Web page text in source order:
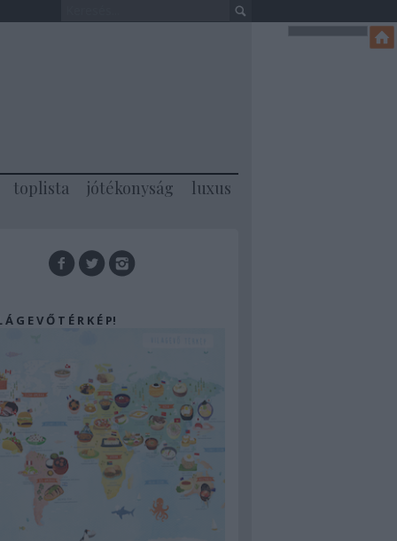
toplista jótékonyság luxus
Á G E V Ő T É R K É P!